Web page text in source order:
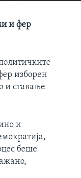
и фер
изборен
и ставање
и
беше